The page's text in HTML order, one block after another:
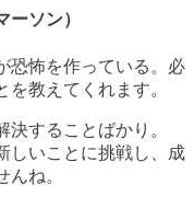
ソン）
恐怖を作っている。必
教えてくれます。
することばかり。
しいことに挑戦し、成
ね。